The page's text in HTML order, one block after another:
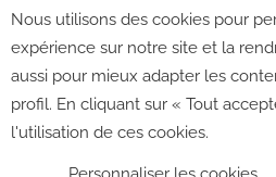
©2026 - CGU - CGV
confidentialité -
cookies
Nous utilisons des cookies pour
expérience sur notre site et la
aussi pour mieux adapter les
profil. En cliquant sur « Tout
l'utilisation de ces cookies.
Personnaliser les cookies